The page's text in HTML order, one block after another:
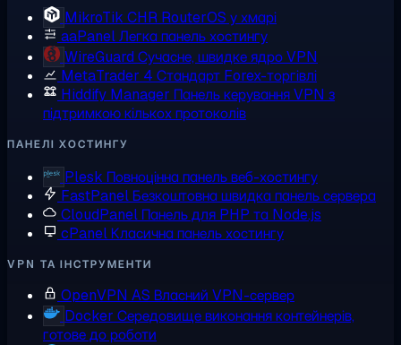
MikroTik CHR RouterOS у хмарі
aaPanelЛегка панель хостингу
WireGuard Сучасне, швидке ядро VPN
MetaTrader 4 Стандарт Forex-торгівлі
Hiddify Manager Панель керування VPN з
підтримкою кількох протоколів
ПАНЕЛІ ХОСТИНГУ
Plesk Повноцінна панель веб-хостингу
FastPanelБезкоштовна швидка панель сервера
CloudPanel Панель для PHP та Node.js
cPanelКласична панель хостингу
VPN ТА ІНСТРУМЕНТИ
OpenVPN AS Власний VPN-сервер
Docker Середовище виконання контейнерів,
готове до роботи